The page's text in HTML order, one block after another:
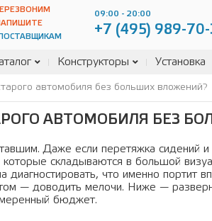
ПОСТАВЩИКАМ
09:00 - 20:00
+7 (495) 989-70-
Конструкторы Установка
автомобиля без больших вложений?
АВТОМОБИЛЯ БЕЗ
Даже если перетяжка сидений
которые складываются в большой
диагностировать, что именно портит
— доводить мелочи. Ниже —
бюджет.